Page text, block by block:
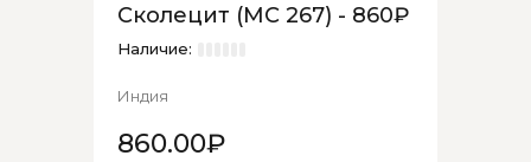
Сколецит (МС 267) - 860₽
Наличие:
Индия
860.00₽